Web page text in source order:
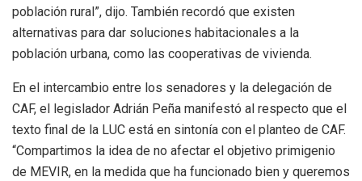
población rural”, dijo. También recordó que existen
alternativas para dar soluciones habitacionales a la
población urbana, como las cooperativas de vivienda.
En el intercambio entre los senadores y la delegación de
CAF, el legislador Adrián Peña manifestó al respecto que el
texto final de la LUC está en sintonía con el planteo de CAF.
“Compartimos la idea de no afectar el objetivo primigenio
de MEVIR, en la medida que ha funcionado bien y queremos